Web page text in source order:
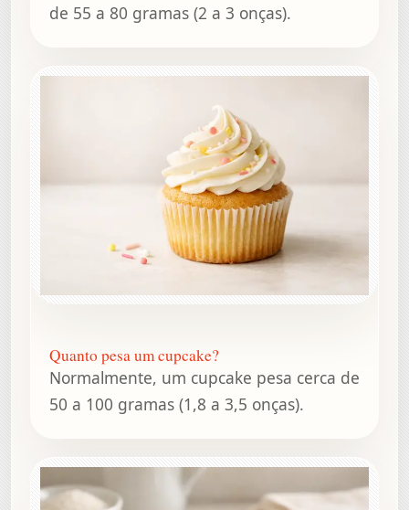
de 55 a 80 gramas (2 a 3 onças).
Quanto pesa um cupcake?
Normalmente, um cupcake pesa cerca de
50 a 100 gramas (1,8 a 3,5 onças).